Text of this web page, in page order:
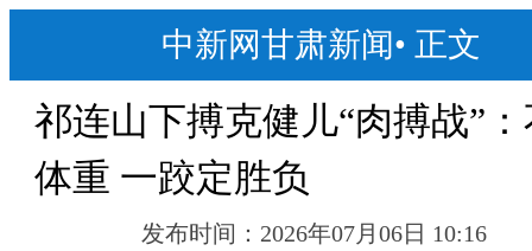
中新网甘肃新闻• 正文
祁连山下搏克健儿“肉搏战”
体重 一跤定胜负
发布时间： 2026年07月06日 10:16